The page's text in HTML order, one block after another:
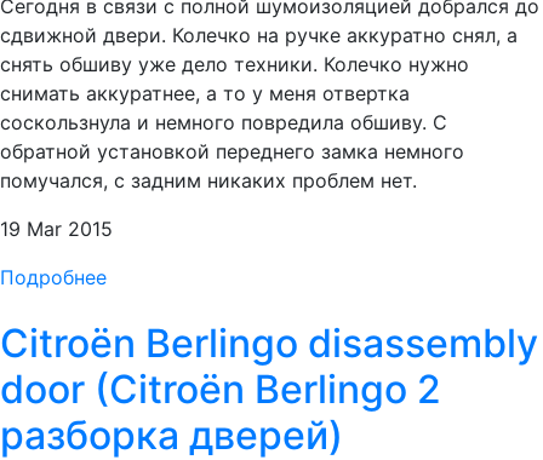
Сегодня в связи с полной шумоизоляцией добрался до
сдвижной двери. Колечко на ручке аккуратно снял, а
снять обшиву уже дело техники. Колечко нужно
снимать аккуратнее, а то у меня отвертка
соскользнула и немного повредила обшиву. С
обратной установкой переднего замка немного
помучался, с задним никаких проблем нет.
19 Mar 2015
Подробнее
Citroën Berlingo disassembly
door (Citroën Berlingo 2
разборка дверей)